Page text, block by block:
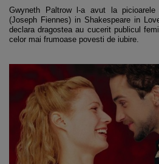
Gwyneth Paltrow l-a avut la
(Joseph Fiennes) in Shakespeare in
declara dragostea au cucerit publicul
celor mai frumoase povesti de iubire.